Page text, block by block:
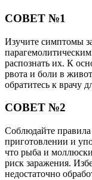
СОВЕТ №1
Изучите симптомы
распознать их. К
рвота и боли в
обратитесь к врачу
СОВЕТ №2
Соблюдайте
приготовлении и
что рыба и
риск заражения.
недостаточно